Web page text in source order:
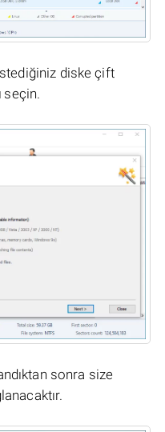
diske çift
seçin.
sonra size